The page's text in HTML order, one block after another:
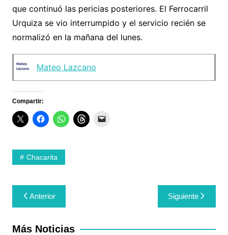
que continuó las pericias posteriores. El Ferrocarril
Urquiza se vio interrumpido y el servicio recién se
normalizó en la mañana del lunes.
Mateo Lazcano
Compartir:
Chacarita
Navegación
de
entradas
Anterior Siguiente
Más Noticias